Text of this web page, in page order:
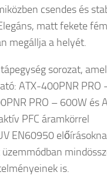
csendes és
matt fekete fém
megállja a helyét.
sorozat,
ATX-400PNR PRO
PRO – 600W és
PFC áramkörrel
EN60950
is.